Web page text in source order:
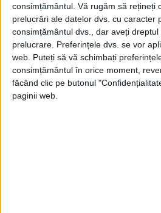
consimțământul. Vă rugăm să rețineți
prelucrări ale datelor dvs. cu caracter
consimțământul dvs., dar aveți
prelucrare. Preferințele dvs. se vor
web. Puteți să vă schimbați
consimțământul în orice moment,
făcând clic pe butonul
paginii web.